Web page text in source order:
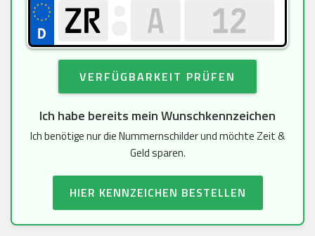
VERFÜGBARKEIT PRÜFEN
Ich habe bereits mein Wunschkennzeichen
Ich benötige nur die Nummernschilder und möchte Zeit &
Geld sparen.
HIER KENNZEICHEN BESTELLEN